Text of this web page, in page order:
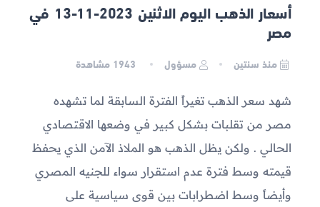
أسعار الذهب اليوم الاثنين 2023-11-13 في
مصر
منذ سنتين مسؤول مشاهدة
شهد سعر الذهب تغيراً الفترة السابقة لما تشهده
مصر من تقلبات بشكل كبير في وضعها الاقتصادي
الحالي . ولكن يظل الذهب هو الملاذ الآمن الذي يحفظ
قيمته وسط فترة عدم استقرار سواء للجنيه المصري
وأيضاً وسط اضطرابات بين قوى سياسية على